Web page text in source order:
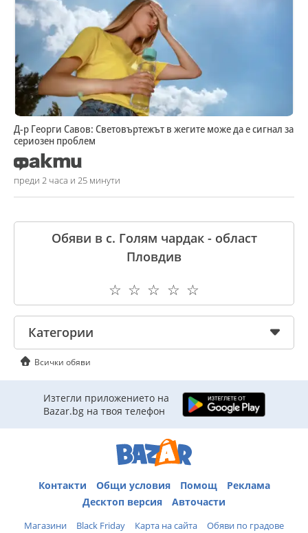
Д-р Георги Савов: Световъртежът в жегите може да е сигнал за
сериозен проблем
преди 2 часа и 25 минути
Обяви в с. Голям чардак - област
Пловдив
☆
☆
☆
☆
☆
Категории
Всички обяви
Изтегли приложението на
Bazar.bg на твоя телефон
Контакти Общи условия Помощ
Реклама
Десктоп версия
Авточасти
Магазини Black Friday Карта на сайта Обяви по градове